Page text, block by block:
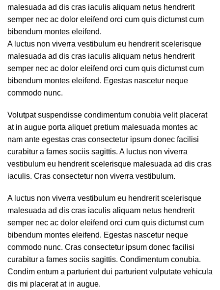
malesuada ad dis cras iaculis aliquam netus hendrerit
semper nec ac dolor eleifend orci cum quis dictumst cum
bibendum montes eleifend.
A luctus non viverra vestibulum eu hendrerit scelerisque
malesuada ad dis cras iaculis aliquam netus hendrerit
semper nec ac dolor eleifend orci cum quis dictumst cum
bibendum montes eleifend. Egestas nascetur neque
commodo nunc.
Volutpat suspendisse condimentum conubia velit placerat
at in augue porta aliquet pretium malesuada montes ac
nam ante egestas cras consectetur ipsum donec facilisi
curabitur a fames sociis sagittis. A luctus non viverra
vestibulum eu hendrerit scelerisque malesuada ad dis cras
iaculis. Cras consectetur non viverra vestibulum.
A luctus non viverra vestibulum eu hendrerit scelerisque
malesuada ad dis cras iaculis aliquam netus hendrerit
semper nec ac dolor eleifend orci cum quis dictumst cum
bibendum montes eleifend. Egestas nascetur neque
commodo nunc. Cras consectetur ipsum donec facilisi
curabitur a fames sociis sagittis. Condimentum conubia.
Condim entum a parturient dui parturient vulputate vehicula
dis mi placerat at in augue.